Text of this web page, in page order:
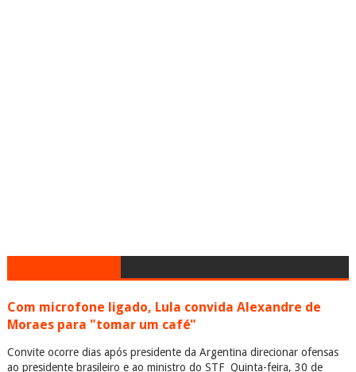
Com microfone ligado, Lula convida Alexandre de
Moraes para "tomar um café"
Convite ocorre dias após presidente da Argentina direcionar ofensas
ao presidente brasileiro e ao ministro do STF Quinta-feira, 30 de